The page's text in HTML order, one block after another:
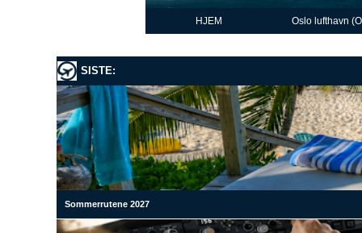
HJEM Oslo lufthavn
SISTE:
Sommerrutene 2027